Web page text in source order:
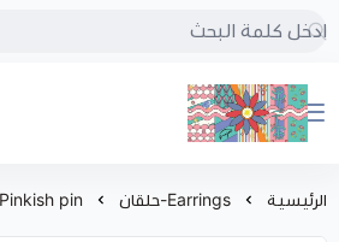
بُنجرة
الرئيسية Earrings-حلقان Pinkish pin